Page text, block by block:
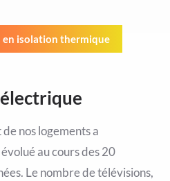
en isolation thermique
de nos logements a
au cours des 20
Le nombre de télévisions,